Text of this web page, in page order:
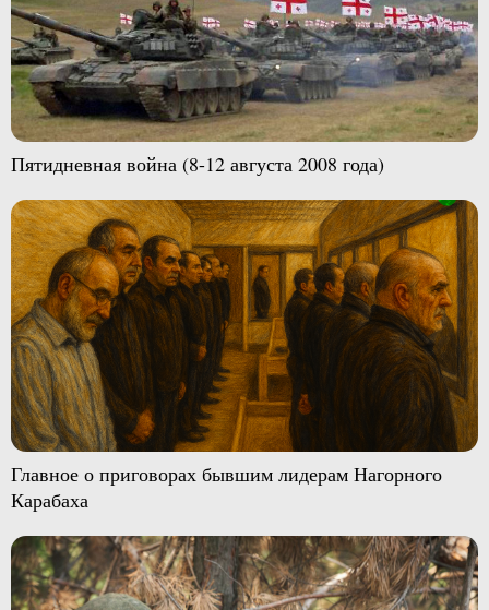
Пятидневная война (8-12 августа 2008 года)
Главное о приговорах бывшим лидерам Нагорного
Карабаха